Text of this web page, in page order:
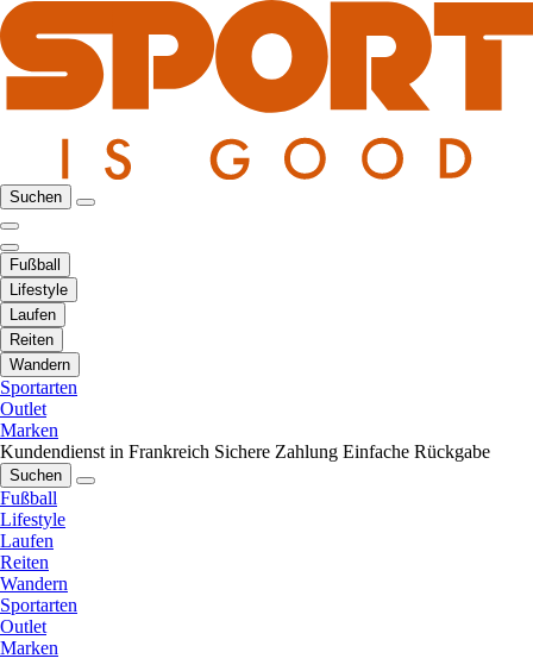
Suchen
Fußball
Lifestyle
Laufen
Reiten
Wandern
Sportarten
Outlet
Marken
Kundendienst in Frankreich Sichere Zahlung Einfache Rückgabe
Suchen
Fußball
Lifestyle
Laufen
Reiten
Wandern
Sportarten
Outlet
Marken